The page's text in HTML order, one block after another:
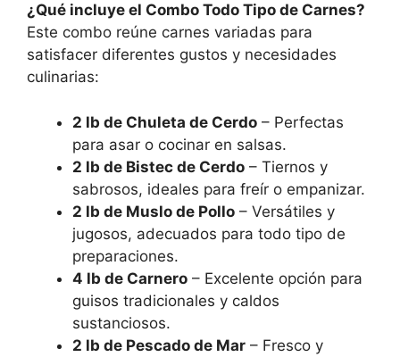
¿Qué incluye el Combo Todo Tipo de Carnes?
Este combo reúne carnes variadas para
satisfacer diferentes gustos y necesidades
culinarias:
2 lb de Chuleta de Cerdo – Perfectas
para asar o cocinar en salsas.
2 lb de Bistec de Cerdo – Tiernos y
sabrosos, ideales para freír o empanizar.
2 lb de Muslo de Pollo – Versátiles y
jugosos, adecuados para todo tipo de
preparaciones.
4 lb de Carnero – Excelente opción para
guisos tradicionales y caldos
sustanciosos.
2 lb de Pescado de Mar – Fresco y